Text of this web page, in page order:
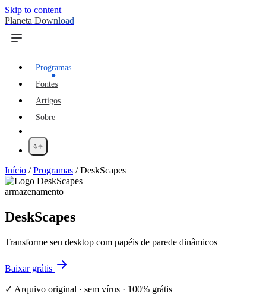
Skip to content
Planeta Download
Programas
Fontes
Artigos
Sobre
Início /Programas /DeskScapes
armazenamento
DeskScapes
Transforme seu desktop com papéis de parede dinâmicos
Baixar grátis
✓ Arquivo original · sem vírus · 100% grátis